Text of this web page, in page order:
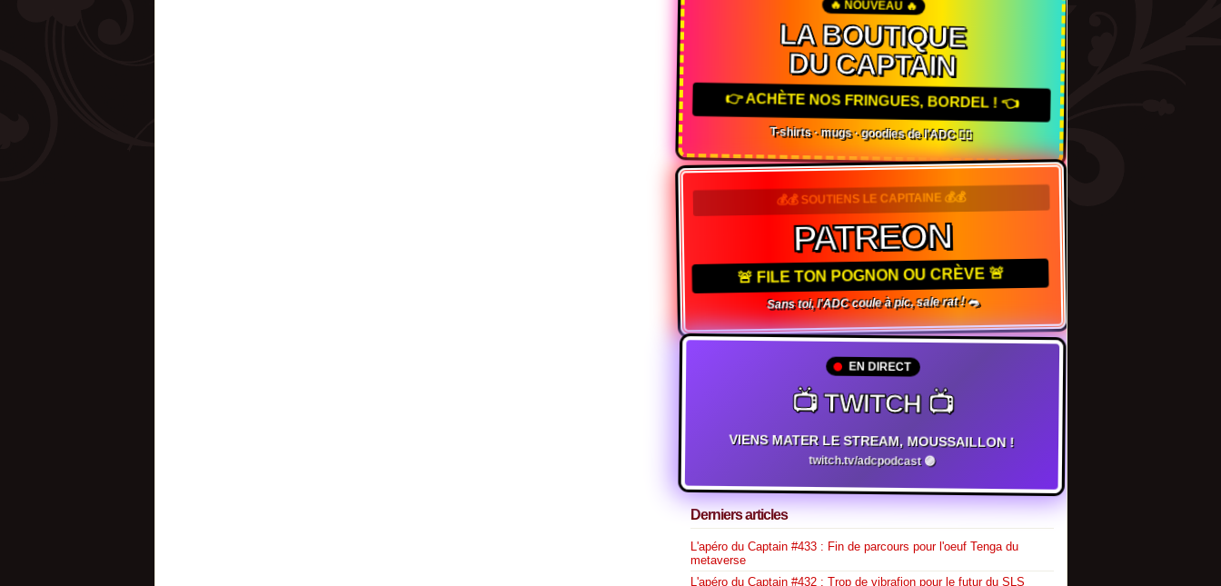
🔥 NOUVEAU 🔥
LA BOUTIQUE
DU CAPTAIN
👉 ACHÈTE NOS FRINGUES, BORDEL ! 👈
T-shirts · mugs · goodies de l'ADC 🏴‍☠️
💰💰 SOUTIENS LE CAPITAINE 💰💰
PATREON
🚨 FILE TON POGNON OU CRÈVE 🚨
Sans toi, l'ADC coule à pic, sale rat ! 🐀
EN DIRECT
📺 TWITCH 📺
VIENS MATER LE STREAM, MOUSSAILLON !
twitch.tv/adcpodcast 🟣
Derniers articles
L'apéro du Captain #433 : Fin de parcours pour l'oeuf Tenga du
metaverse
L'apéro du Captain #432 : Trop de vibrafion pour le futur du SLS